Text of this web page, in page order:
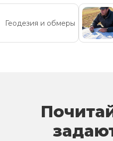
Геодезия и обмеры